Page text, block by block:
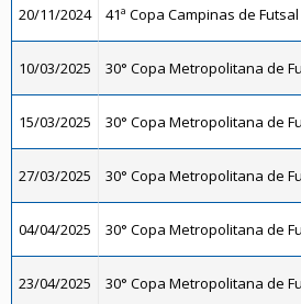
20/11/2024 41ª Copa Campinas de
10/03/2025 30° Copa Metropolitana de
15/03/2025 30° Copa Metropolitana de
27/03/2025 30° Copa Metropolitana de
04/04/2025 30° Copa Metropolitana de
23/04/2025 30° Copa Metropolitana de